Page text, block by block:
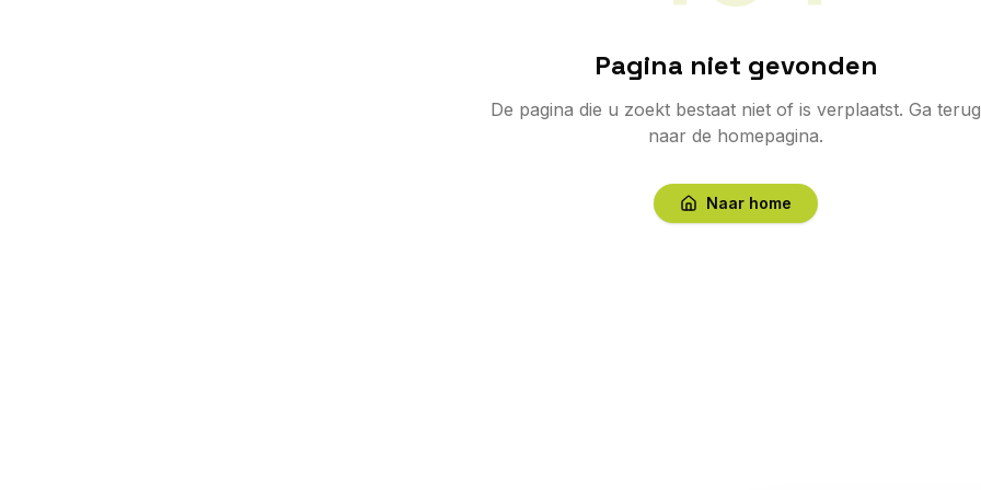
Pagina niet gevonden
De pagina die u zoekt bestaat niet of is verplaatst. Ga terug
naar de homepagina.
Naar home